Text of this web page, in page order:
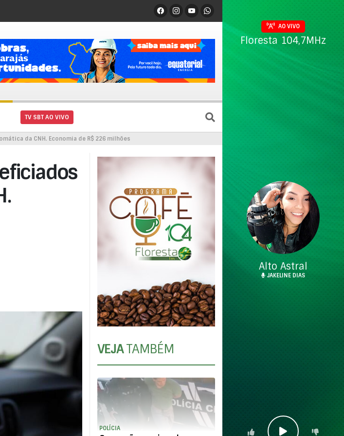
TV SBT AO VIVO
da CNH. Economia de R$ 226 milhões
VEJATAMBÉM
POLÍCIA
AO VIVO
Floresta 104,7MHz
Alto Astral
JAKELINE DIAS